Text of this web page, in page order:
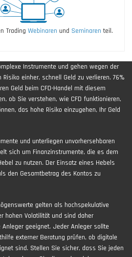
Trading Webinaren und Seminaren teil.
Instrumente und gehen wegen der
einher, schnell Geld zu verlieren. 76%
Geld beim CFD-Handel mit diesem
ob Sie verstehen, wie CFD funktionieren,
das hohe Risiko einzugehen, Ihr Geld
und unterliegen unvorhersehbaren
sich um Finanzinstrumente, die es dem
zu nutzen. Der Einsatz eines Hebels
den Gesamtbetrag des Kontos zu
gelten als hochspekulative
hohen Volatilität und sind daher
geeignet. Jeder Anleger sollte
externer Beratung prüfen, ob digitale
sind. Stellen Sie sicher, dass Sie jeden